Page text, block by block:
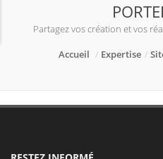
Partagez vos création et vos
Accueil
Expertise